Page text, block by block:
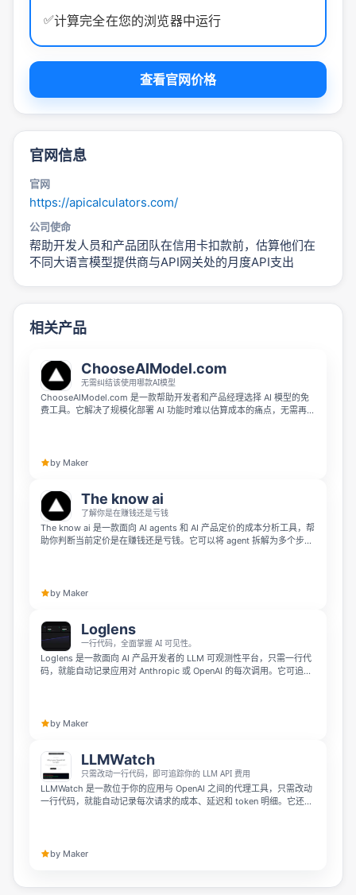
✅计算完全在您的浏览器中运行
查看官网价格
官网信息
官网
https://apicalculators.com/
公司使命
帮助开发人员和产品团队在信用卡扣款前，估算他们在
不同大语言模型提供商与API网关处的月度API支出
相关产品
ChooseAIModel.com
无需纠结该使用哪款AI模型
ChooseAIModel.com 是一款帮助开发者和产品经理选择 AI 模型的免
费工具。它解决了规模化部署 AI 功能时难以估算成本的痛点，无需再制
by Maker
The know ai
了解你是在赚钱还是亏钱
The know ai 是一款面向 AI agents 和 AI 产品定价的成本分析工具，帮
助你判断当前定价是在赚钱还是亏钱。它可以将 agent 拆解为多个步
by Maker
Loglens
一行代码，全面掌握 AI 可见性。
Loglens 是一款面向 AI 产品开发者的 LLM 可观测性平台，只需一行代
码，就能自动记录应用对 Anthropic 或 OpenAI 的每次调用。它可追踪
by Maker
LLMWatch
只需改动一行代码，即可追踪你的 LLM API 费用
LLMWatch 是一款位于你的应用与 OpenAI 之间的代理工具，只需改动
一行代码，就能自动记录每次请求的成本、延迟和 token 明细。它还能
by Maker